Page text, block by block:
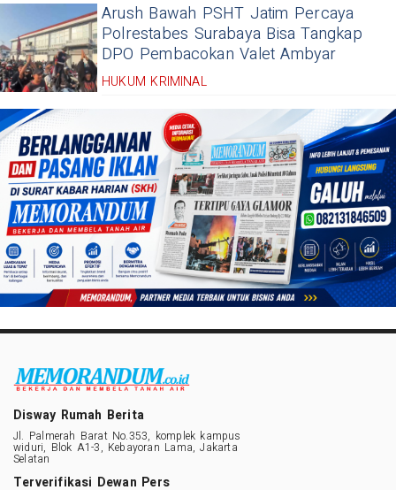
Arush Bawah PSHT Jatim Percaya
Polrestabes Surabaya Bisa Tangkap
DPO Pembacokan Valet Ambyar
HUKUM KRIMINAL
Disway Rumah Berita
Jl. Palmerah Barat No.353, komplek kampus
widuri, Blok A1-3, Kebayoran Lama, Jakarta
Selatan
Terverifikasi Dewan Pers